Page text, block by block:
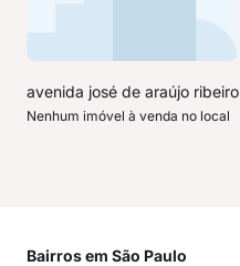
avenida josé de araújo ribeiro
Nenhum imóvel à venda no local
Bairros em São Paulo